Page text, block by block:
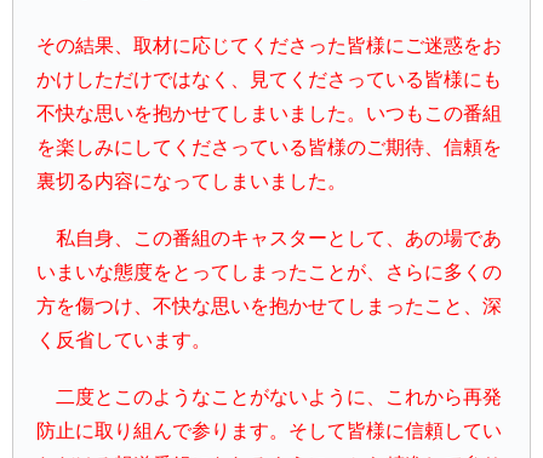
その結果、取材に応じてくださった皆様にご迷惑をお
かけしただけではなく、見てくださっている皆様にも
不快な思いを抱かせてしまいました。いつもこの番組
を楽しみにしてくださっている皆様のご期待、信頼を
裏切る内容になってしまいました。
私自身、この番組のキャスターとして、あの場であ
いまいな態度をとってしまったことが、さらに多くの
方を傷つけ、不快な思いを抱かせてしまったこと、深
く反省しています。
二度とこのようなことがないように、これから再発
防止に取り組んで参ります。そして皆様に信頼してい